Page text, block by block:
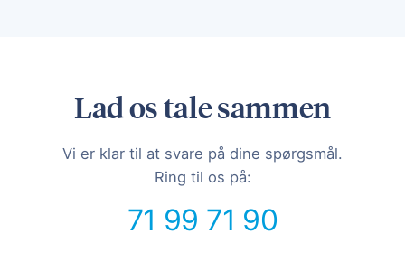
Lad os tale sammen
Vi er klar til at svare på dine spørgsmål.
Ring til os på:
71 99 71 90